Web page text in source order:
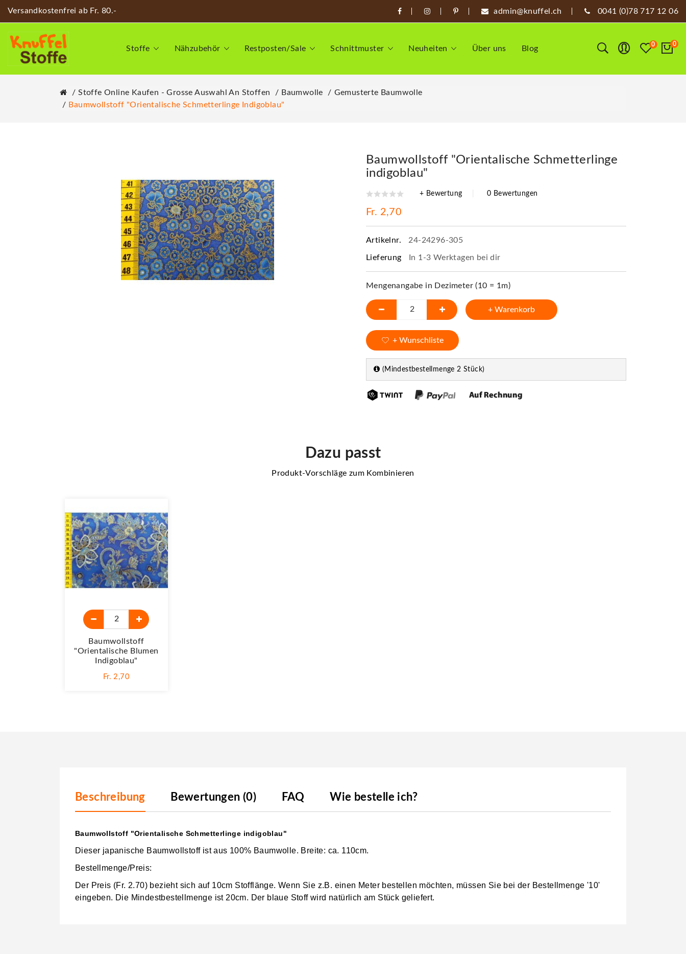
Versandkostenfrei ab Fr. 80.- admin@knuffel.ch 0041 (0)78 717 12 06
Stoffe Nähzubehör Restposten/Sale Schnittmuster Neuheiten Über uns Blog 0 0
Stoffe Online Kaufen - Grosse Auswahl An Stoffen Baumwolle
Gemusterte Baumwolle
Baumwollstoff "Orientalische Schmetterlinge Indigoblau"
Baumwollstoff "Orientalische Schmetterlinge
indigoblau"
+ Bewertung 0 Bewertungen
Fr. 2,70
Artikelnr. 24-24296-305
Lieferung In 1-3 Werktagen bei dir
Mengenangabe in Dezimeter (10 = 1m)
+ Warenkorb
+ Wunschliste
(Mindestbestellmenge 2 Stück)
Dazu passt
Produkt-Vorschläge zum Kombinieren
Baumwollstoff
"Orientalische Blumen
Indigoblau"
Fr. 2,70
Beschreibung Bewertungen (0) FAQ Wie bestelle ich?
Baumwollstoff "Orientalische Schmetterlinge indigoblau"
Dieser japanische Baumwollstoff ist aus 100% Baumwolle. Breite: ca. 110cm.
Bestellmenge/Preis:
Der Preis (Fr. 2.70) bezieht sich auf 10cm Stofflänge. Wenn Sie z.B. einen Meter bestellen möchten, müssen Sie bei der Bestellmenge '10'
eingeben. Die Mindestbestellmenge ist 20cm. Der blaue Stoff wird natürlich am Stück geliefert.